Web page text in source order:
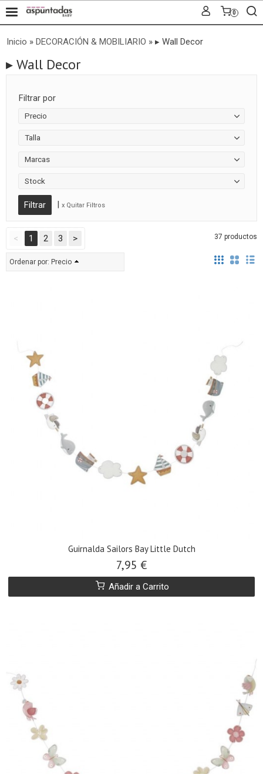
0
Inicio » DECORACIÓN & MOBILIARIO » ▸ Wall Decor
▸ Wall Decor
Filtrar por
Precio
Talla
Marcas
Stock
| x Quitar Filtros
< 1 2 3 > 37 productos
Ordenar por: Precio
Guirnalda Sailors Bay Little Dutch
7,95 €
Añadir a Carrito